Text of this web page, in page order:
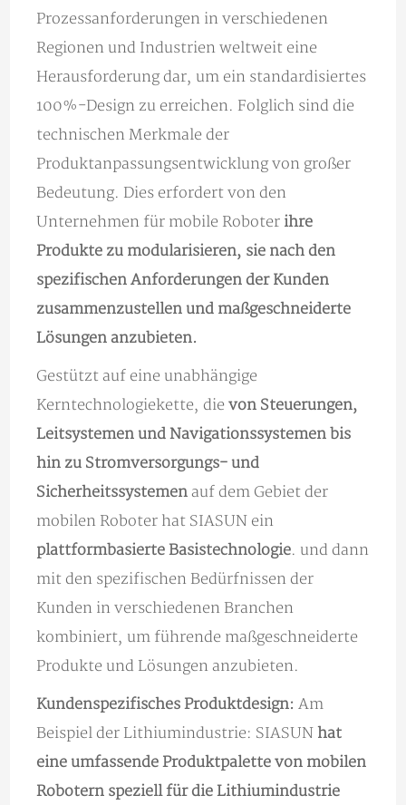
Prozessanforderungen in verschiedenen
Regionen und Industrien weltweit eine
Herausforderung dar, um ein standardisiertes
100%-Design zu erreichen. Folglich sind die
technischen Merkmale der
Produktanpassungsentwicklung von großer
Bedeutung. Dies erfordert von den
Unternehmen für mobile Roboter ihre
Produkte zu modularisieren, sie nach den
spezifischen Anforderungen der Kunden
zusammenzustellen und maßgeschneiderte
Lösungen anzubieten.
Gestützt auf eine unabhängige
Kerntechnologiekette, die von Steuerungen,
Leitsystemen und Navigationssystemen bis
hin zu Stromversorgungs- und
Sicherheitssystemenauf dem Gebiet der
mobilen Roboter hat SIASUN ein
plattformbasierte Basistechnologie. und dann
mit den spezifischen Bedürfnissen der
Kunden in verschiedenen Branchen
kombiniert, um führende maßgeschneiderte
Produkte und Lösungen anzubieten.
Kundenspezifisches Produktdesign: Am
Beispiel der Lithiumindustrie: SIASUN hat
eine umfassende Produktpalette von mobilen
Robotern speziell für die Lithiumindustrie